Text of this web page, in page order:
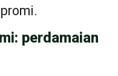
perdamaian